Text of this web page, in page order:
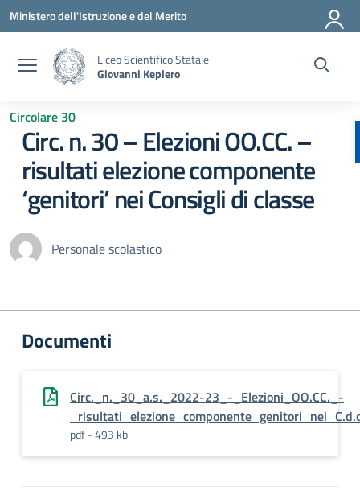
Vai ai contenuti
Vai al menu di navigazione
Vai al footer
Ministero dell'Istruzione e del Merito
Liceo Scientifico Statale
Giovanni Keplero
Circolare 30
Circ. n. 30 – Elezioni OO.CC. –
risultati elezione componente
‘genitori’ nei Consigli di classe
Personale scolastico
Documenti
Circ._n._30_a.s._2022-23_-_Elezioni_OO.CC._-
pdf - 493 kb